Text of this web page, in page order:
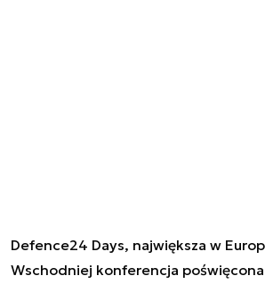
Defence24 Days, największa w
Wschodniej konferencja